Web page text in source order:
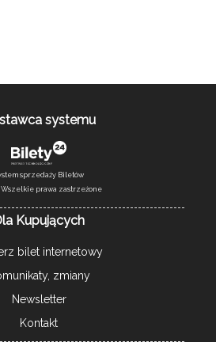
systemu
sprzedaży Biletów
Wszelkie prawa zastrzeżone
Kupujących
bilet internetowy
zmiany
Newsletter
Kontakt